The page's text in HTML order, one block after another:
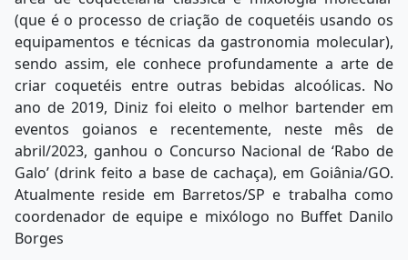
(que é o processo de criação de coquetéis usando os
equipamentos e técnicas da gastronomia molecular),
sendo assim, ele conhece profundamente a arte de
criar coquetéis entre outras bebidas alcoólicas. No
ano de 2019, Diniz foi eleito o melhor bartender em
eventos goianos e recentemente, neste mês de
abril/2023, ganhou o Concurso Nacional de ‘Rabo de
Galo’ (drink feito a base de cachaça), em Goiânia/GO.
Atualmente reside em Barretos/SP e trabalha como
coordenador de equipe e mixólogo no Buffet Danilo
Borges